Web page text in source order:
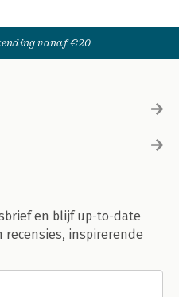
vanaf €20
en blijf up-to-date
inspirerende